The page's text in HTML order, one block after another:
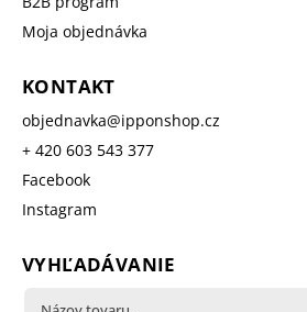
Moja objednávka
KONTAKT
objednavka@ipponshop.cz
+ 420 603 543 377
Facebook
Instagram
VYHĽADÁVANIE